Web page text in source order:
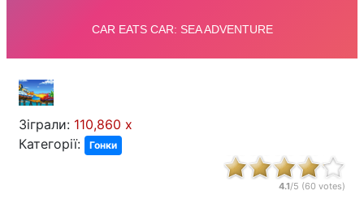
Зіграли: 110,860 x
Категорії:
Гонки
4.1/5 (60 votes)